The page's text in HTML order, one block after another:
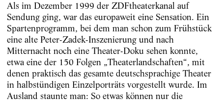
Als im Dezember 1999 der ZDFtheaterkanal auf
Sendung ging, war das europaweit eine Sensation. Ein
Spartenprogramm, bei dem man schon zum Frühstück
eine alte Peter-Zadek-Inszenierung und nach
Mitternacht noch eine Theater-Doku sehen konnte,
etwa eine der 150 Folgen „Theaterlandschaften“, mit
denen praktisch das gesamte deutschsprachige Theater
in halbstündigen Einzelporträts vorgestellt wurde. Im
Ausland staunte man: So etwas können nur die